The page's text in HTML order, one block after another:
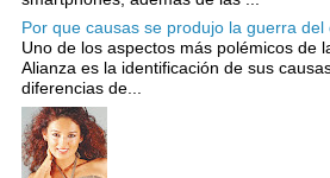
Por que causas se produjo la guerra del
Uno de los aspectos más polémicos de
Alianza es la identificación de sus
diferencias de...